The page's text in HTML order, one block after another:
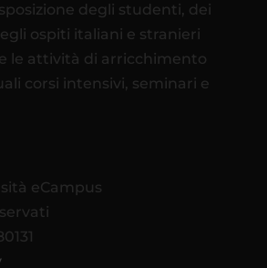
degli studenti, dei
ospiti italiani e stranieri
le attività di arricchimento
corsi intensivi, seminari e
eCampus